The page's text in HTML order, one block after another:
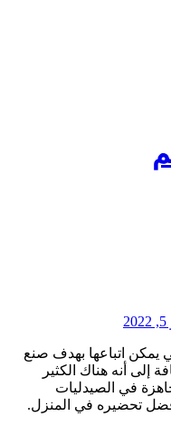
أنه هناك الكثير
في الصيدليات
تحضيره في المنزل.